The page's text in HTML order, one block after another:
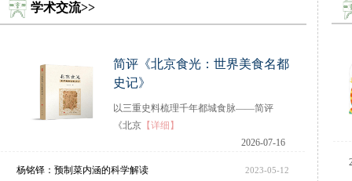
学术交流>>
简评《北京食光：世界美食名都
史记》
以三重史料梳理千年都城食脉——简评
《北京 【详细】
2026-07-16
杨铭铎：预制菜内涵的科学解读 2023-05-12